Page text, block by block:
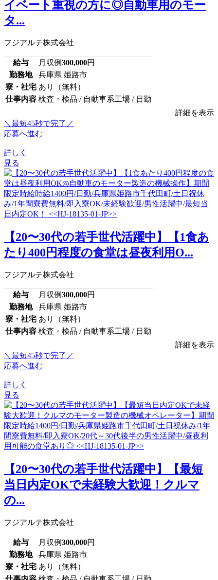
イベート重視の方に◎自動車用のモー
タ...
フジアルテ株式会社
給与 月収例300,000円
勤務地
兵庫県 姫路市
寮・社宅 あり（無料）
仕事内容 検査・検品 / 自動車系工場 / 日勤
詳細を表示
＼最短45秒で完了／
応募へ進む
詳しく
見る
【20〜30代の若手世代活躍中】【1食あ
たり400円程度の食堂は昼夜利用O...
フジアルテ株式会社
給与 月収例300,000円
勤務地
兵庫県 姫路市
寮・社宅 あり（無料）
仕事内容 検査・検品 / 自動車系工場 / 日勤
詳細を表示
＼最短45秒で完了／
応募へ進む
詳しく
見る
【20〜30代の若手世代活躍中】【最短
当日内定OKで未経験大歓迎！クルマ
の...
フジアルテ株式会社
給与 月収例300,000円
勤務地
兵庫県 姫路市
寮・社宅 あり（無料）